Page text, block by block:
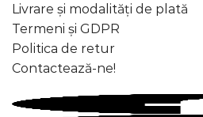
Livrare și modalități de plată
Termeni și GDPR
Politica de retur
Contactează-ne!